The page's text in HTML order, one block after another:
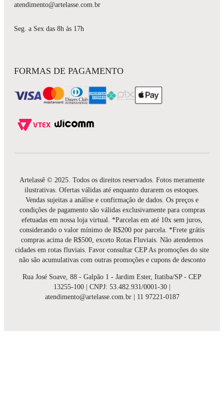
atendimento@artelasse.com.br
Seg. a Sex das 8h às 17h
FORMAS DE PAGAMENTO
Artelassê © 2025. Todos os direitos reservados. Fotos meramente
ilustrativas. Ofertas válidas até enquanto durarem os estoques.
Vendas sujeitas a análise e confirmação de dados. Os preços e
condições de pagamento são válidas exclusivamente para compras
efetuadas em nossa loja virtual. *Parcelas em até 10x sem juros,
considerando o valor mínimo de R$200 por parcela. *Frete grátis
compras acima de R$500, exceto Rotas Fluviais. Não atendemos
cidades em rotas fluviais. Favor consultar CEP As promoções do site
não são acumulativas com outras promoções e cupons de desconto
Rua José Soave, 88 - Galpão 1 - Jardim Ester, Itatiba/SP - CEP
13255-100 | CNPJ: 53.482.931/0001-30 |
atendimento@artelasse.com.br | 11 97221-0187